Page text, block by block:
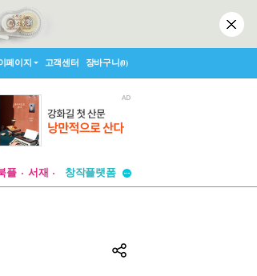
페이지 고객센터 장바구니(0)
플 서재
창작플랫폼